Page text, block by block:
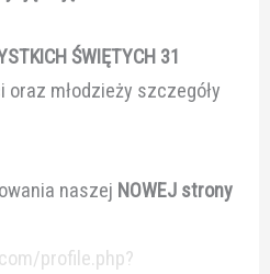
ŚWIĘTYCH 31
młodzieży szczegóły
naszej NOWEJ strony
profile.php?